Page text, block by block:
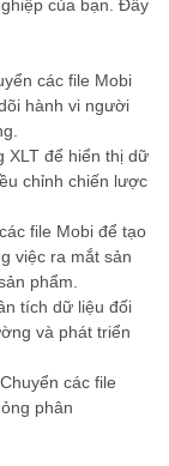
của bạn. Đây
các file Mobi
hành vi người
XLT để hiển thị dữ
chỉnh chiến lược
file Mobi để tạo
việc ra mắt sản
phẩm.
tích dữ liệu đối
và phát triển
các file
phân